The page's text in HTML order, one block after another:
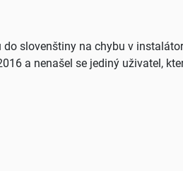
slovenštiny na chybu v
a nenašel se jediný uživatel,